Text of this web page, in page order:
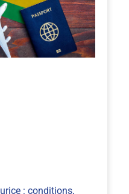
: conditions,